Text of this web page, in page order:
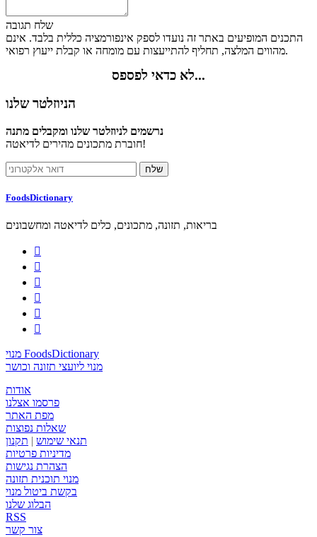
שלח תגובה
התכנים המופיעים באתר זה נועדו לספק אינפורמציה כללית בלבד. אינם
מהווים המלצה, תחליף להתייעצות עם מומחה או קבלת ייעוץ רפואי.
לא כדאי לפספס...
הניוזלטר שלנו
נרשמים לניוזלטר שלנו ומקבלים מתנה
חוברת מתכונים מהירים לדיאטה!
FoodsDictionary
בריאות, תזונה, מתכונים, כלים לדיאטה ומחשבונים






מנוי FoodsDictionary
מנוי ליועצי תזונה וכושר
אודות
פרסמו אצלנו
מפת האתר
שאלות נפוצות
תנאי שימוש | תקנון
מדיניות פרטיות
הצהרת נגישות
מנוי תוכנית תזונה
בקשת ביטול מנוי
הבלוג שלנו
RSS
צור קשר